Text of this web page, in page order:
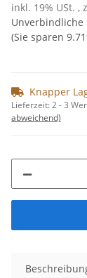
inkl. 19% USt. ,
Unverbindliche
(Sie sparen
Knapper
Lieferzeit:2 - 3
abweichend)